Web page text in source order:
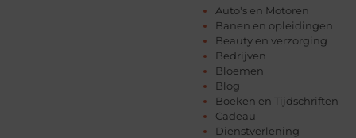
Auto's en Motoren
Banen en opleidingen
Beauty en verzorging
Bedrijven
Bloemen
Blog
Boeken en Tijdschriften
Cadeau
Dienstverlening